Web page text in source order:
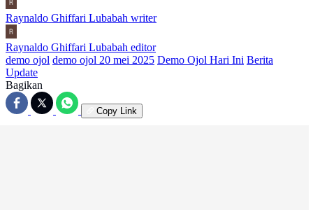
Raynaldo Ghiffari Lubabah writer
Raynaldo Ghiffari Lubabah editor
demo ojol demo ojol 20 mei 2025 Demo Ojol Hari Ini Berita
Update
Bagikan
Copy Link